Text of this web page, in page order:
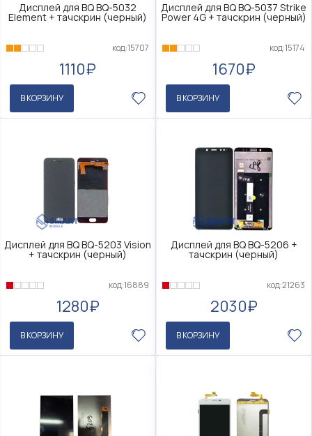
Дисплей для BQ BQ-5032
Element + тачскрин (черный)
код:15707
1110₽
В КОРЗИНУ
Дисплей для BQ BQ-5037 Strikе
Роwеr 4G + тачскрин (черный)
код:15174
1670₽
В КОРЗИНУ
Дисплей для BQ BQ-5203 Vision
+ тачскрин (черный)
код:16889
1280₽
В КОРЗИНУ
Дисплей для BQ BQ-5206 +
тачскрин (черный)
код:21263
2030₽
В КОРЗИНУ